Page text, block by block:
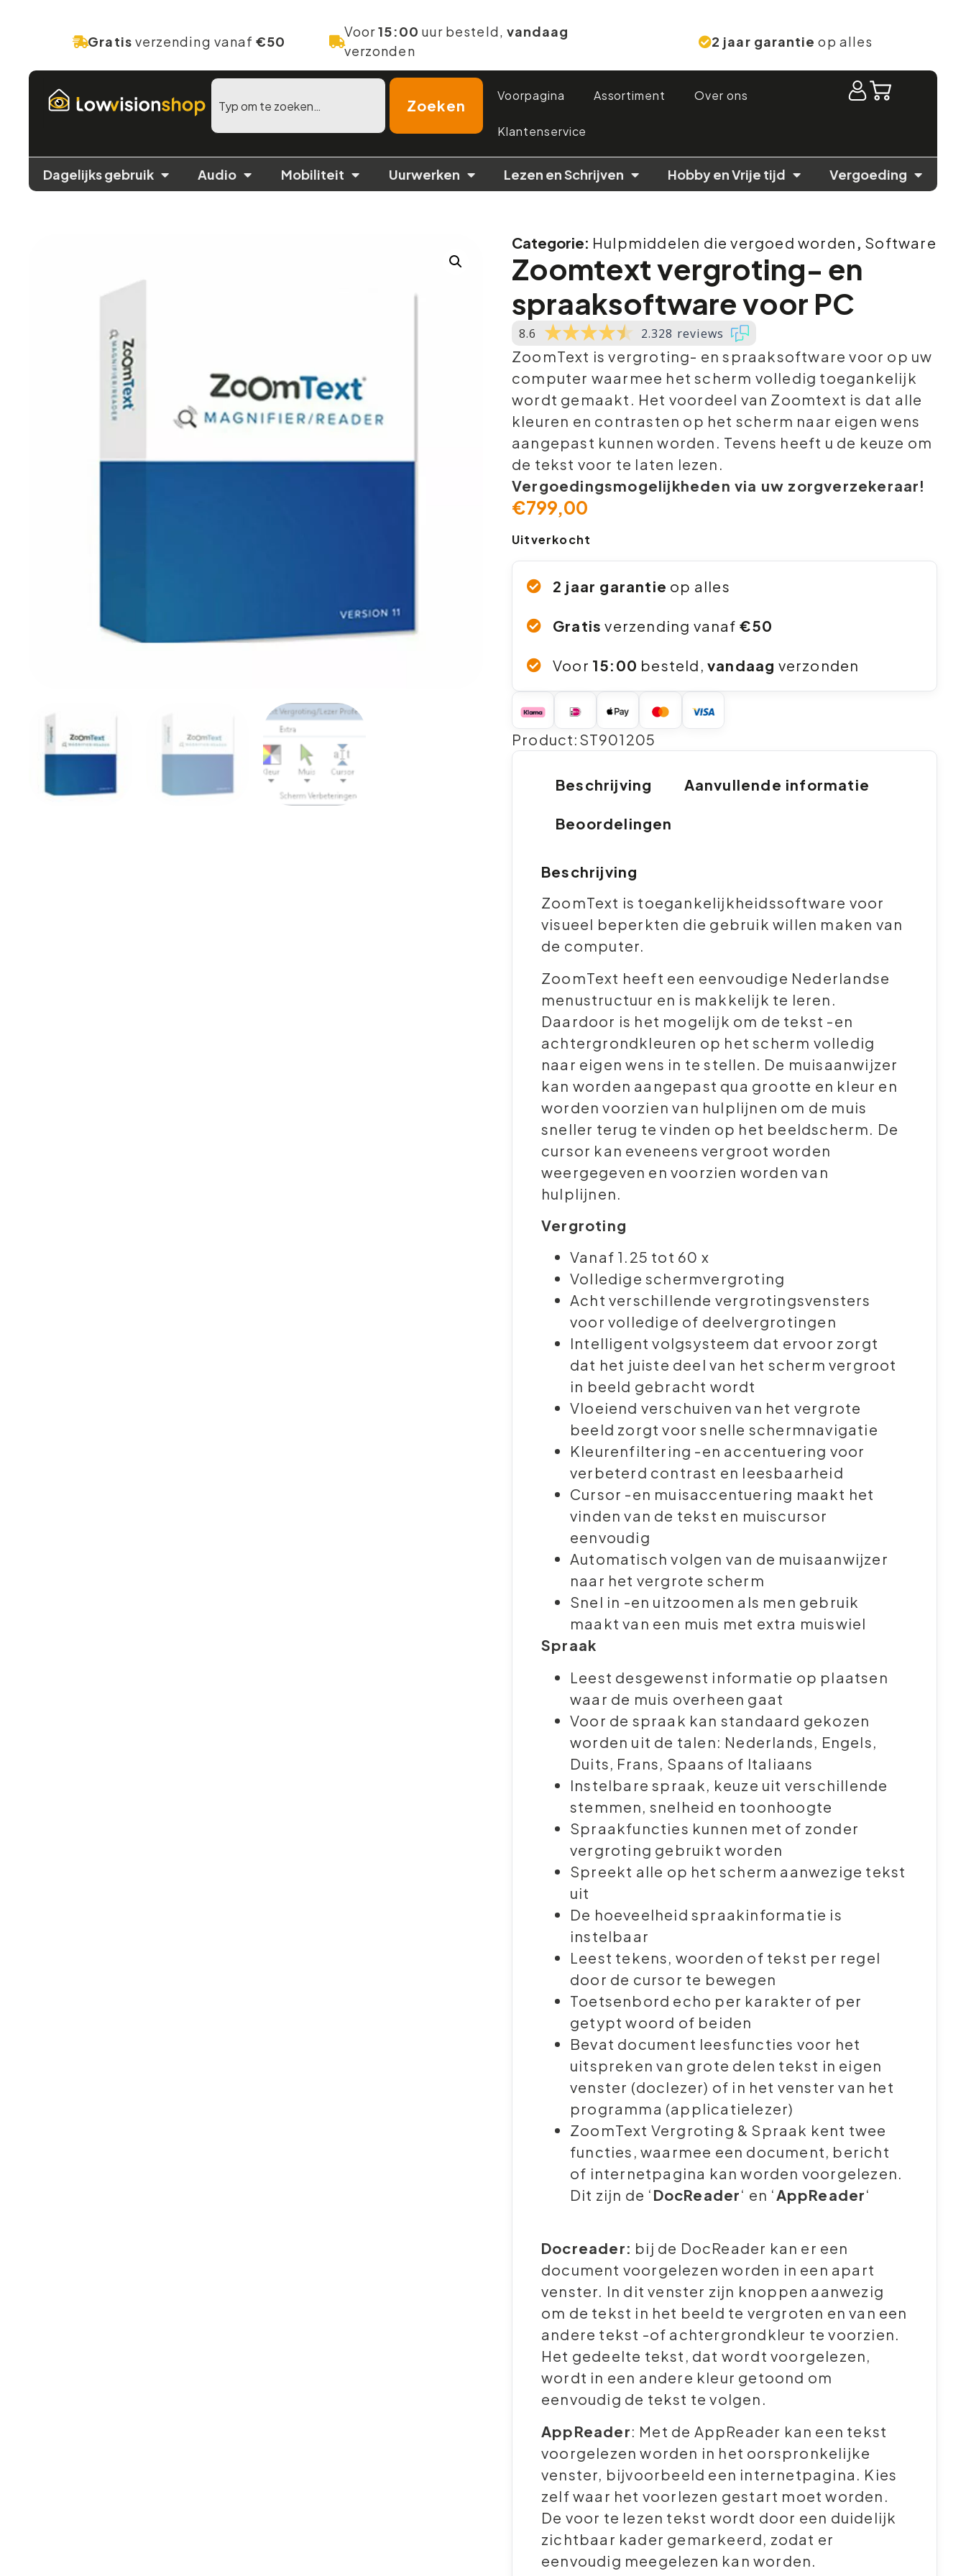
Gratis verzending vanaf €50
Voor15:00 uur besteld, vandaag
verzonden
2 jaar garantie op alles
Zoeken
Voorpagina Assortiment Over ons
Klantenservice
Dagelijks gebruik Audio Mobiliteit Uurwerken Lezen en Schrijven Hobby en Vrije tijd Vergoeding
Categorie: Hulpmiddelen die vergoed worden , Software
Zoomtext vergroting- en
spraaksoftware voor PC
8.6 2.328 reviews
ZoomText is vergroting- en spraaksoftware voor op uw
computer waarmee het scherm volledig toegankelijk
wordt gemaakt. Het voordeel van Zoomtext is dat alle
kleuren en contrasten op het scherm naar eigen wens
aangepast kunnen worden. Tevens heeft u de keuze om
de tekst voor te laten lezen.
Vergoedingsmogelijkheden via uw zorgverzekeraar!
€799,00
Uitverkocht
2 jaar garantie op alles
Gratis verzending vanaf €50
Voor 15:00 besteld, vandaag verzonden
Product:ST901205
Beschrijving Aanvullende informatie
Beoordelingen
Beschrijving
ZoomText is toegankelijkheidssoftware voor
visueel beperkten die gebruik willen maken van
de computer.
ZoomText heeft een eenvoudige Nederlandse
menustructuur en is makkelijk te leren.
Daardoor is het mogelijk om de tekst -en
achtergrondkleuren op het scherm volledig
naar eigen wens in te stellen. De muisaanwijzer
kan worden aangepast qua grootte en kleur en
worden voorzien van hulplijnen om de muis
sneller terug te vinden op het beeldscherm. De
cursor kan eveneens vergroot worden
weergegeven en voorzien worden van
hulplijnen.
Vergroting
Vanaf 1.25 tot 60 x
Volledige schermvergroting
Acht verschillende vergrotingsvensters
voor volledige of deelvergrotingen
Intelligent volgsysteem dat ervoor zorgt
dat het juiste deel van het scherm vergroot
in beeld gebracht wordt
Vloeiend verschuiven van het vergrote
beeld zorgt voor snelle schermnavigatie
Kleurenfiltering -en accentuering voor
verbeterd contrast en leesbaarheid
Cursor -en muisaccentuering maakt het
vinden van de tekst en muiscursor
eenvoudig
Automatisch volgen van de muisaanwijzer
naar het vergrote scherm
Snel in -en uitzoomen als men gebruik
maakt van een muis met extra muiswiel
Spraak
Leest desgewenst informatie op plaatsen
waar de muis overheen gaat
Voor de spraak kan standaard gekozen
worden uit de talen: Nederlands, Engels,
Duits, Frans, Spaans of Italiaans
Instelbare spraak, keuze uit verschillende
stemmen, snelheid en toonhoogte
Spraakfuncties kunnen met of zonder
vergroting gebruikt worden
Spreekt alle op het scherm aanwezige tekst
uit
De hoeveelheid spraakinformatie is
instelbaar
Leest tekens, woorden of tekst per regel
door de cursor te bewegen
Toetsenbord echo per karakter of per
getypt woord of beiden
Bevat document leesfuncties voor het
uitspreken van grote delen tekst in eigen
venster (doclezer) of in het venster van het
programma (applicatielezer)
ZoomText Vergroting & Spraak kent twee
functies, waarmee een document, bericht
of internetpagina kan worden voorgelezen.
Dit zijn de ‘ DocReader‘ en ‘ AppReader‘
Docreader: bij de DocReader kan er een
document voorgelezen worden in een apart
venster. In dit venster zijn knoppen aanwezig
om de tekst in het beeld te vergroten en van een
andere tekst -of achtergrondkleur te voorzien.
Het gedeelte tekst, dat wordt voorgelezen,
wordt in een andere kleur getoond om
eenvoudig de tekst te volgen.
AppReader: Met de AppReader kan een tekst
voorgelezen worden in het oorspronkelijke
venster, bijvoorbeeld een internetpagina. Kies
zelf waar het voorlezen gestart moet worden.
De voor te lezen tekst wordt door een duidelijk
zichtbaar kader gemarkeerd, zodat er
eenvoudig meegelezen kan worden.